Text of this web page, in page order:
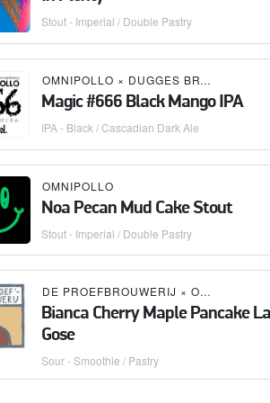
Stout - Imperial / Double Pastry
OMNIPOLLO × DUGGES BRYGGERI
Magic #666 Black Mango IPA
IPA - Black / Cascadian Dark Ale
OMNIPOLLO
Noa Pecan Mud Cake Stout
Stout - Imperial / Double Pastry
DE PROEFBROUWERIJ × OMNIPOLLO
Bianca Cherry Maple Pancake
Gose
Sour - Smoothie / Pastry